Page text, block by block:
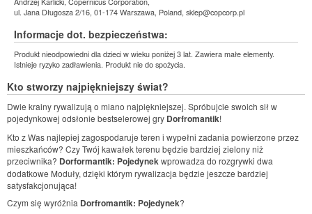
ul. Jana Długosza 2/16, 01-174 Warszawa, Poland, sklep@copcorp.pl
Informacje dot. bezpieczeństwa:
Produkt nieodpowiedni dla dzieci w wieku poniżej 3 lat. Zawiera małe elementy.
Istnieje ryzyko zadławienia. Produkt nie do spożycia.
Kto stworzy najpiękniejszy świat?
Dwie krainy rywalizują o miano najpiękniejszej. Spróbujcie swoich sił w
pojedynkowej odsłonie bestselerowej gry Dorfromantik!
Kto z Was najlepiej zagospodaruje teren i wypełni zadania powierzone przez
mieszkańców? Czy Twój kawałek terenu będzie bardziej zielony niż
przeciwnika? Dorformantik: Pojedynek wprowadza do rozgrywki dwa
dodatkowe Moduły, dzięki którym rywalizacja będzie jeszcze bardziej
satysfakcjonująca!
Czym się wyróżnia Dorfromantik: Pojedynek?